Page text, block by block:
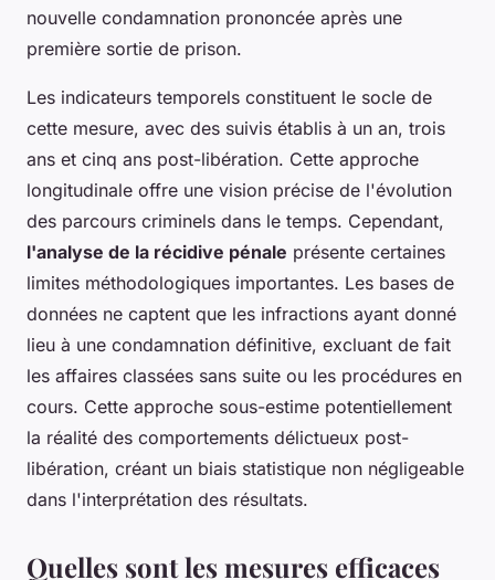
nouvelle condamnation prononcée après une
première sortie de prison.
Les indicateurs temporels constituent le socle de
cette mesure, avec des suivis établis à un an, trois
ans et cinq ans post-libération. Cette approche
longitudinale offre une vision précise de l'évolution
des parcours criminels dans le temps. Cependant,
l'analyse de la récidive pénale présente certaines
limites méthodologiques importantes. Les bases de
données ne captent que les infractions ayant donné
lieu à une condamnation définitive, excluant de fait
les affaires classées sans suite ou les procédures en
cours. Cette approche sous-estime potentiellement
la réalité des comportements délictueux post-
libération, créant un biais statistique non négligeable
dans l'interprétation des résultats.
Quelles sont les mesures efficaces